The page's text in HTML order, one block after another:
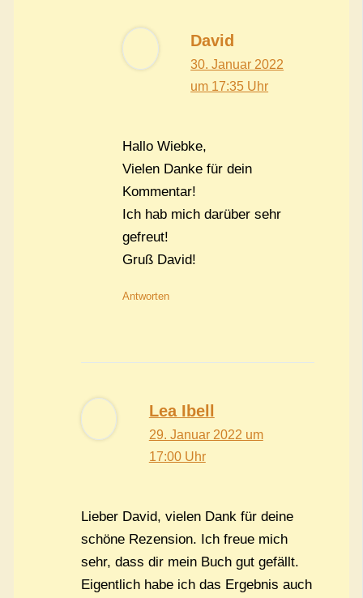
David
30. Januar 2022
um 17:35 Uhr
Hallo Wiebke,
Vielen Danke für dein
Kommentar!
Ich hab mich darüber sehr
gefreut!
Gruß David!
Antworten
Lea Ibell
29. Januar 2022 um
17:00 Uhr
Lieber David, vielen Dank für deine
schöne Rezension. Ich freue mich
sehr, dass dir mein Buch gut gefällt.
Eigentlich habe ich das Ergebnis auch